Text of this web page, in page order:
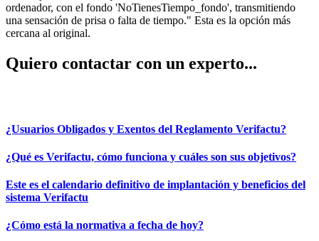
Quiero contactar con un experto...
¿Usuarios Obligados y Exentos del Reglamento Verifactu?
¿Qué es Verifactu, cómo funciona y cuáles son sus objetivos?
Este es el calendario definitivo de implantación y beneficios del
sistema Verifactu
¿Cómo está la normativa a fecha de hoy?